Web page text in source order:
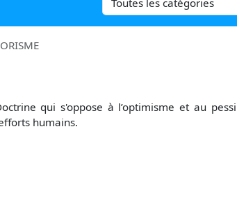
qui s'oppose à l’optimisme et au
humains.